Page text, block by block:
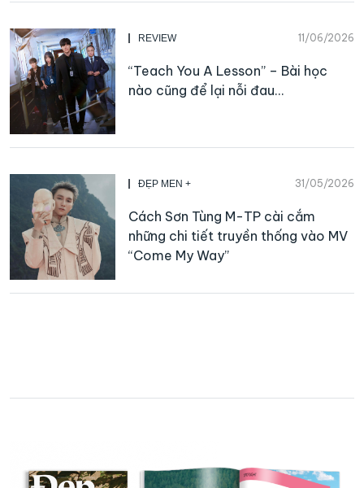
REVIEW 11/06/2026
“Teach You A Lesson” – Bài học
nào cũng để lại nỗi đau…
ĐẸP MEN + 31/05/2026
Cách Sơn Tùng M-TP cài cắm
những chi tiết truyền thống vào MV
“Come My Way”